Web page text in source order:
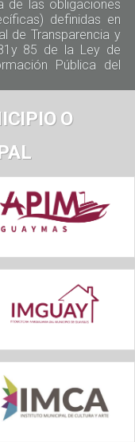
de las obligaciones
definidas en
de Transparencia y
85 de la Ley de
Pública del
O